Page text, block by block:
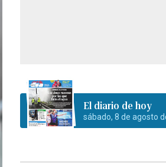
El diario de hoy
sábado, 8 de agosto